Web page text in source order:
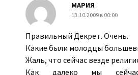
МАРИЯ
13.10.2009 в 00:00
Правильный Декрет. Очень.
Какие были молодцы
Жаль, что сейчас везде
Как далеко мы